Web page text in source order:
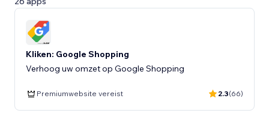
Kliken: Google Shopping
Verhoog uw omzet op Google Shopping
Premiumwebsite vereist 2.3(66)